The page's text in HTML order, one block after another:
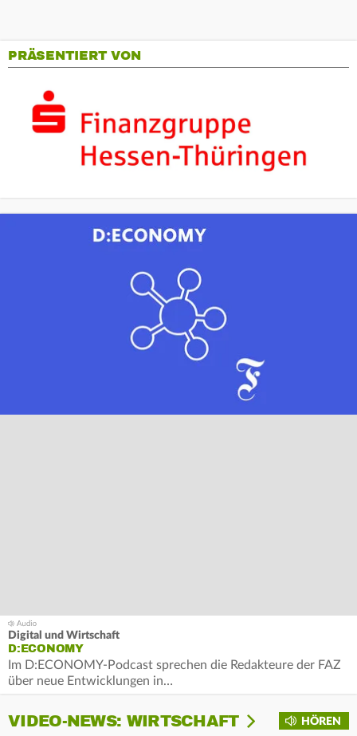
PRÄSENTIERT VON
Digital und Wirtschaft
D:ECONOMY
Im D:ECONOMY-Podcast sprechen die Redakteure der FAZ
über neue Entwicklungen in…
HÖREN
VIDEO-NEWS: WIRTSCHAFT